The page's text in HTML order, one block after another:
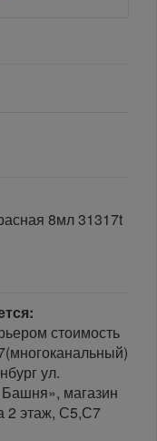
8мл 31317t
стоимость
ул.
магазин
2 этаж, С5,С7